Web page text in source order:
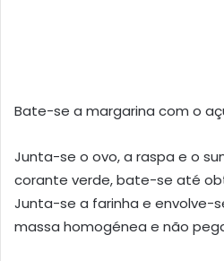
Bate-se a margarina com o
Junta-se o ovo, a raspa e o
corante verde, bate-se até
Junta-se a farinha e envolve-
massa homogénea e não